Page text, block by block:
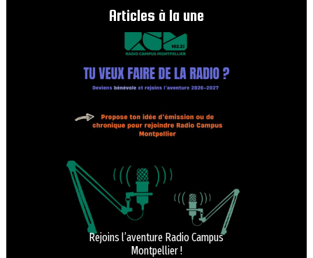
Articles à la une
Rejoins l’aventure Radio Campus
Montpellier !